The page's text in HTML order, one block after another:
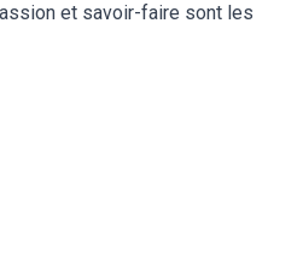
et savoir-faire sont les